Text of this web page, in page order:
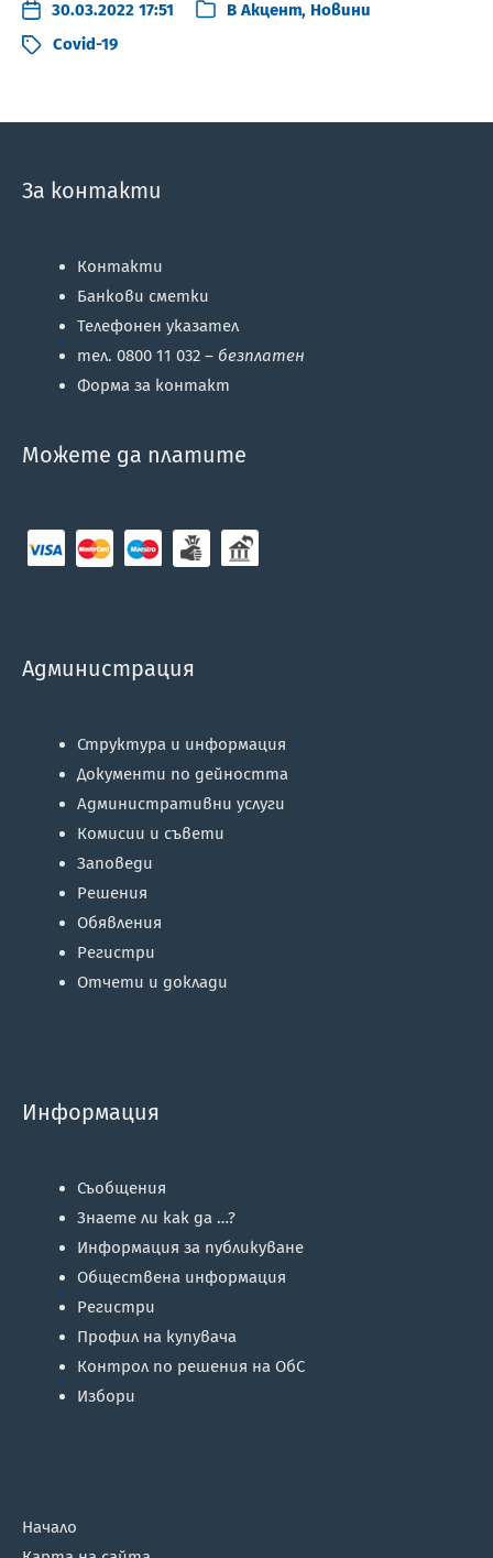
30.03.2022 17:51 В Акцент, Новини
Covid-19
За контакти
Контакти
Банкови сметки
Телефонен указател
тел. 0800 11 032 – безплатен
Форма за контакт
Можете да платите
Администрация
Структура и информация
Документи по дейността
Административни услуги
Комисии и съвети
Заповеди
Решения
Обявления
Регистри
Отчети и доклади
Информация
Съобщения
Знаете ли как да …?
Информация за публикуване
Обществена информация
Регистри
Профил на купувача
Контрол по решения на ОбС
Избори
Начало